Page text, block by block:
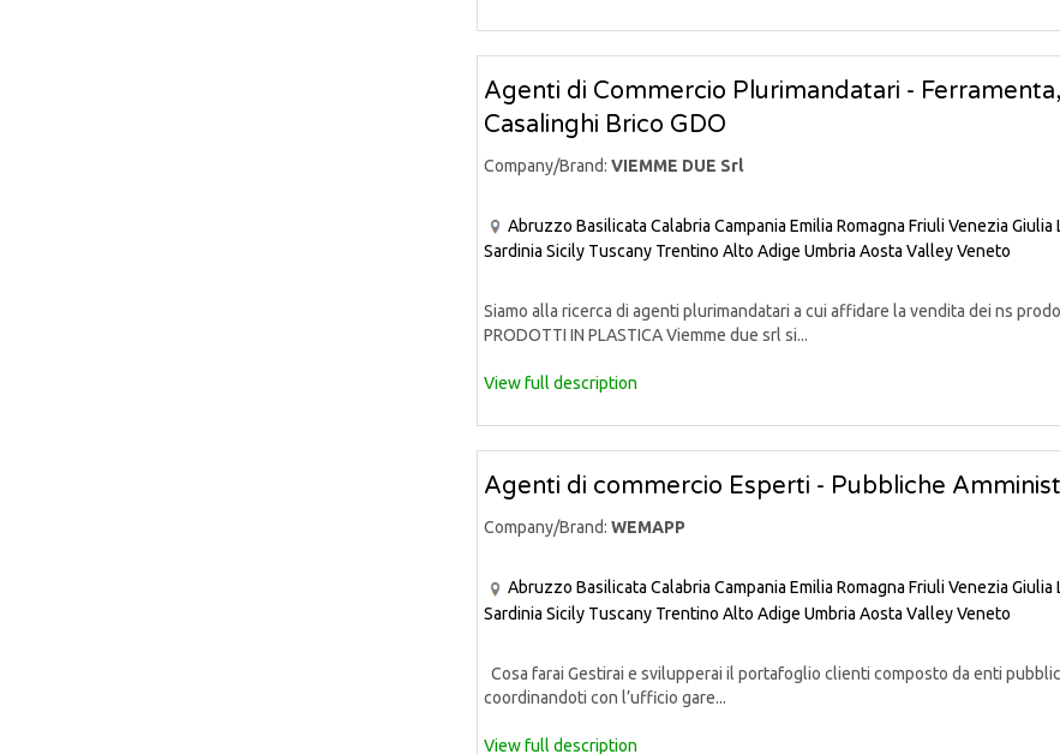
Agenti di Commercio Plurimandatari - Ferramenta,
Casalinghi Brico GDO
Company/Brand: VIEMME DUE Srl
Abruzzo Basilicata Calabria Campania Emilia Romagna Friuli Venezia Giulia
Sardinia Sicily Tuscany Trentino Alto Adige Umbria Aosta ValleyVeneto
Siamo alla ricerca di agenti plurimandatari a cui affidare la vendita dei ns
PRODOTTI IN PLASTICA Viemme due srl si...
View full description
Agenti di commercio Esperti - Pubbliche
Company/Brand: WEMAPP
Abruzzo Basilicata Calabria Campania Emilia Romagna Friuli Venezia Giulia
Sardinia Sicily Tuscany Trentino Alto Adige Umbria Aosta ValleyVeneto
Cosa farai Gestirai e svilupperai il portafoglio clienti composto da enti
coordinandoti con l’ufficio gare...
View full description